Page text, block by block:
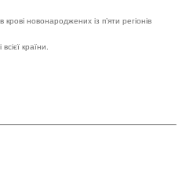
новонароджених із п’яти регіонів
країни.